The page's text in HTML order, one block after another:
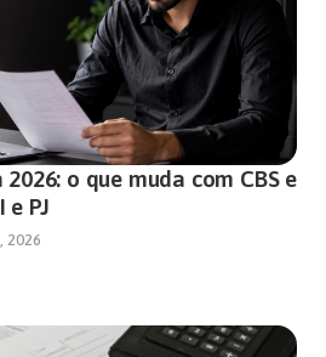
o que muda com CBS e
e PJ
2026